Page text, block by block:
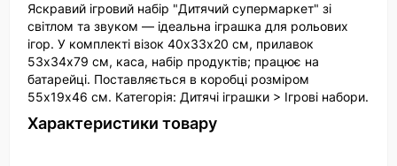
Яскравий ігровий набір "Дитячий супермаркет" зі
світлом та звуком — ідеальна іграшка для рольових
ігор. У комплекті візок 40х33х20 см, прилавок
53х34х79 см, каса, набір продуктів; працює на
батарейці. Поставляється в коробці розміром
55х19х46 см. Категорія: Дитячі іграшки > Ігрові набори.
Характеристики товару